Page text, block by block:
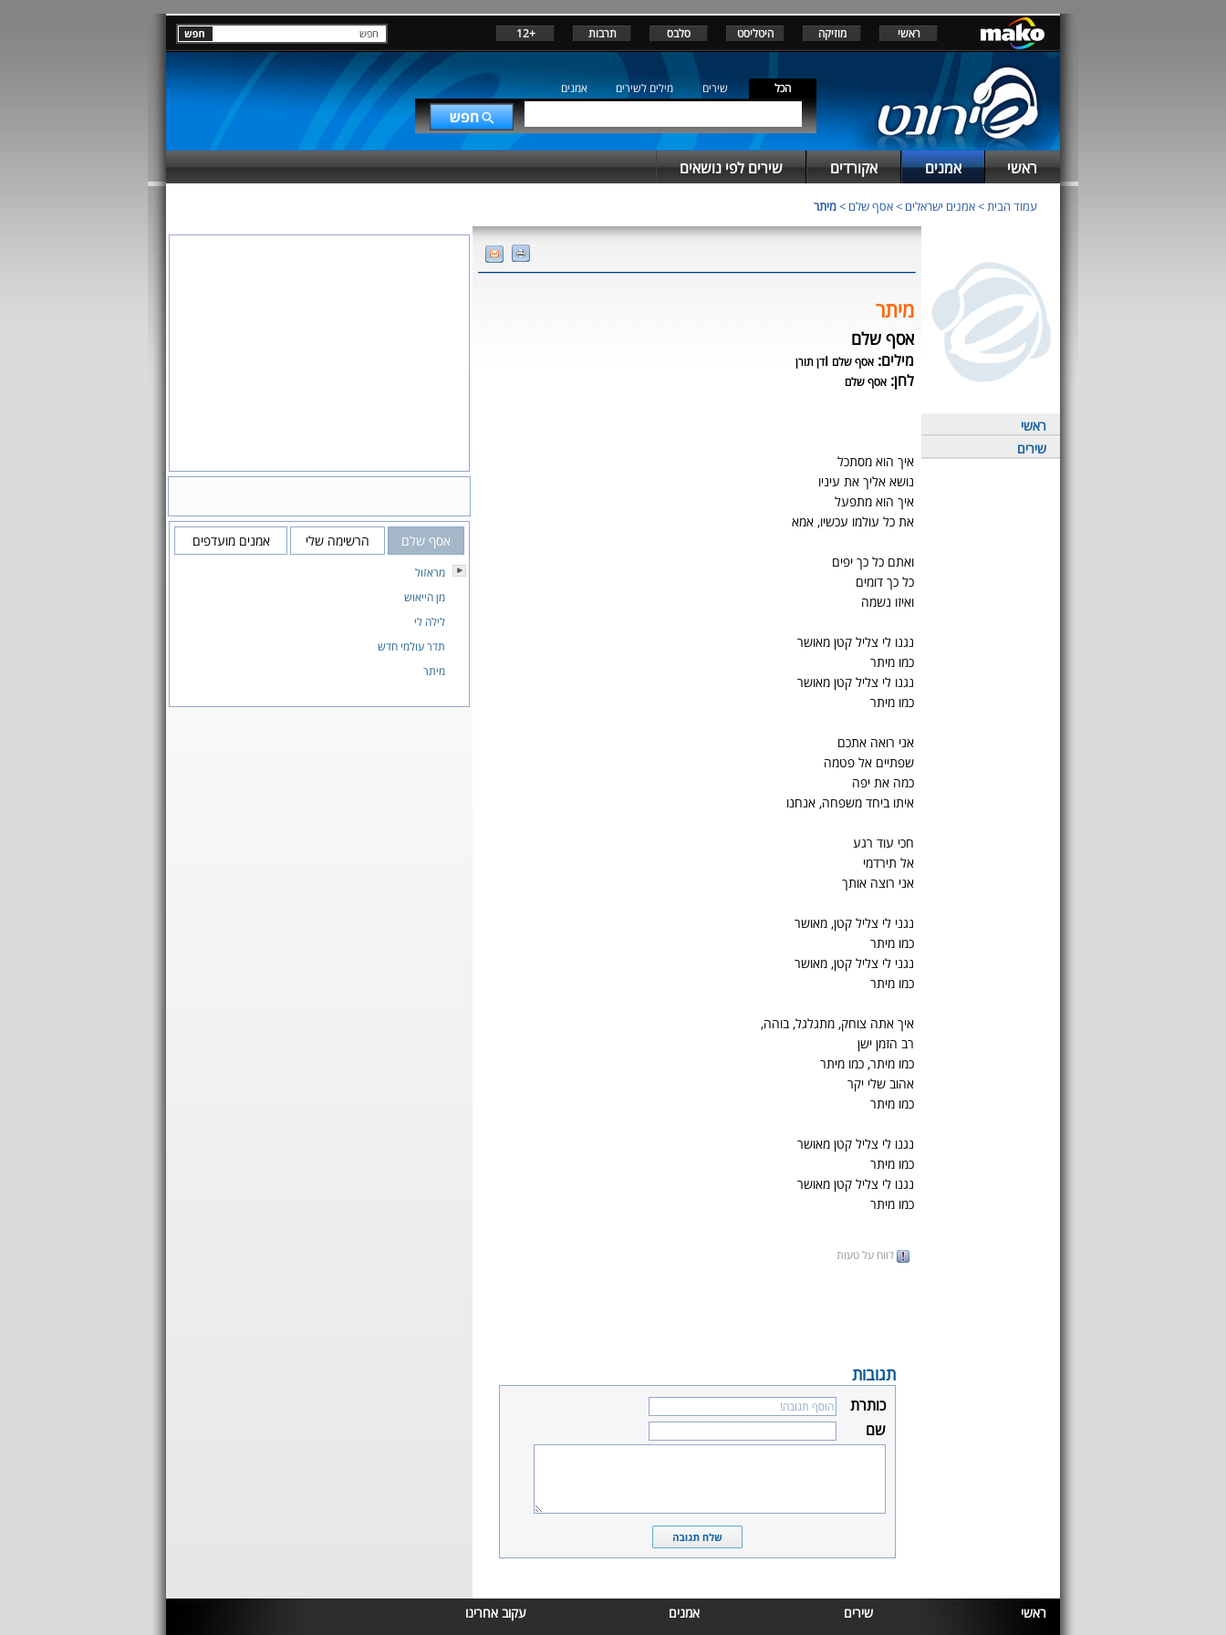
ראשי מוזיקה היטליסט סלבס תרבות +12
הכל שירים מילים לשירים אמנים
ראשי אמנים אקורדים שירים לפי נושאים
עמוד הבית>אמנים ישראלים >אסף שלם >מיתר
ראשי
שירים
מיתר
אסף שלם
מילים: אסף שלם ודן תורן
לחן: אסף שלם
איך הוא מסתכל
נושא אליך את עיניו
איך הוא מתפעל
את כל עולמו עכשיו, אמא
ואתם כל כך יפים
כל כך דומים
ואיזו נשמה
נגנו לי צליל קטן מאושר
כמו מיתר
נגנו לי צליל קטן מאושר
כמו מיתר
אני רואה אתכם
שפתיים אל פטמה
כמה את יפה
איתו ביחד משפחה, אנחנו
חכי עוד רגע
אל תירדמי
אני רוצה אותך
נגני לי צליל קטן, מאושר
כמו מיתר
נגני לי צליל קטן, מאושר
כמו מיתר
איך אתה צוחק, מתגלגל, בוהה,
רב הזמן ישן
כמו מיתר, כמו מיתר
אהוב שלי יקר
כמו מיתר
נגנו לי צליל קטן מאושר
כמו מיתר
נגנו לי צליל קטן מאושר
כמו מיתר
דווח על טעות
תגובות
כותרת
שם
אסף שלם הרשימה שלי אמנים מועדפים
מראזול
מן הייאוש
לילה לי
תדר עולמי חדש
מיתר
ראשי שירים אמנים עקוב אחרינו